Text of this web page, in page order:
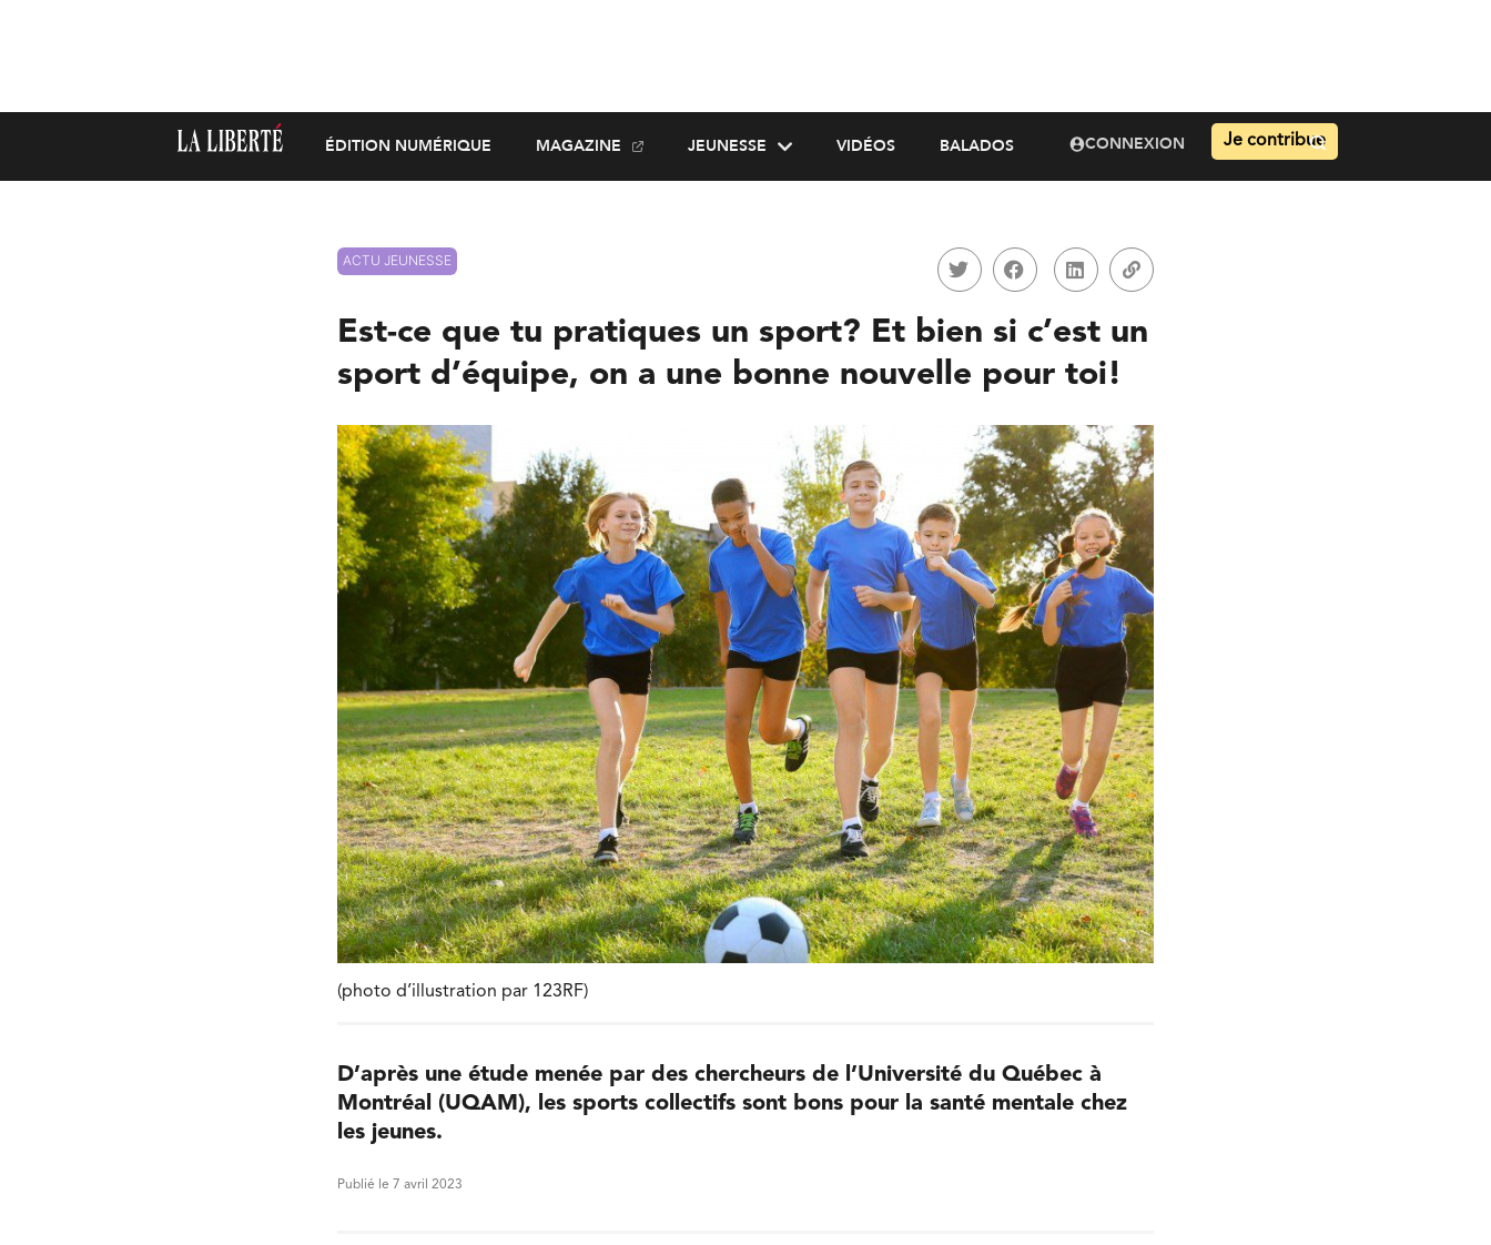
ÉDITION NUMÉRIQUE MAGAZINE JEUNESSE VIDÉOS BALADOS CONNEXION Je contribue
ACTU JEUNESSE
Est-ce que tu pratiques un sport? Et bien si c’est un
sport d’équipe, on a une bonne nouvelle pour toi!
(photo d’illustration par 123RF)
D’après une étude menée par des chercheurs de l’Université du Québec à
Montréal (UQAM), les sports collectifs sont bons pour la santé mentale chez
les jeunes.
Publié le 7 avril 2023